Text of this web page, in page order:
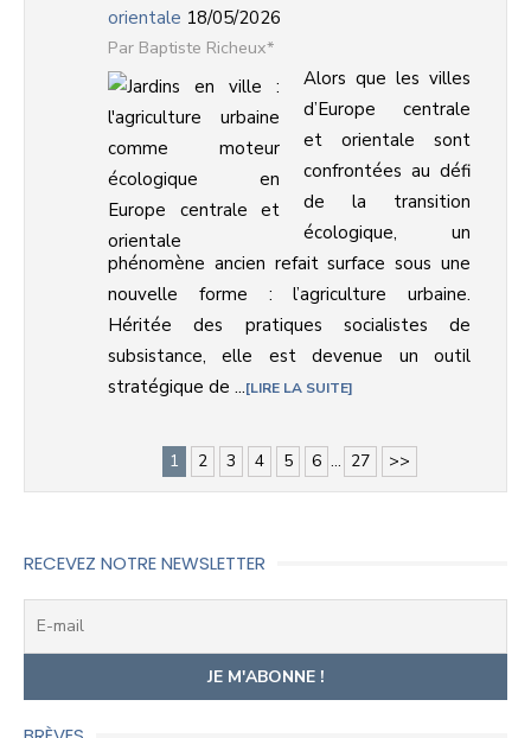
orientale 18/05/2026
Baptiste Richeux*
Alors que les villes
d’Europe centrale
et orientale sont
confrontées au défi
de la transition
écologique, un
phénomène ancien refait surface sous une
nouvelle forme : l’agriculture urbaine.
Héritée des pratiques socialistes de
subsistance, elle est devenue un outil
stratégique de ... LIRE LA SUITE
1 2 3 4 5 6 ... 27 >>
RECEVEZ NOTRE NEWSLETTER